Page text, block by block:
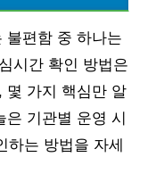
불편함 중 하나는
시간 확인 방법은
몇 가지 핵심만 알
기관별 운영 시
는 방법을 자세